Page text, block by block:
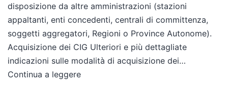
disposizione da altre amministrazioni (stazioni
appaltanti, enti concedenti, centrali di committenza,
soggetti aggregatori, Regioni o Province Autonome).
Acquisizione dei CIG Ulteriori e più dettagliate
indicazioni sulle modalità di acquisizione dei…
Continua a leggere